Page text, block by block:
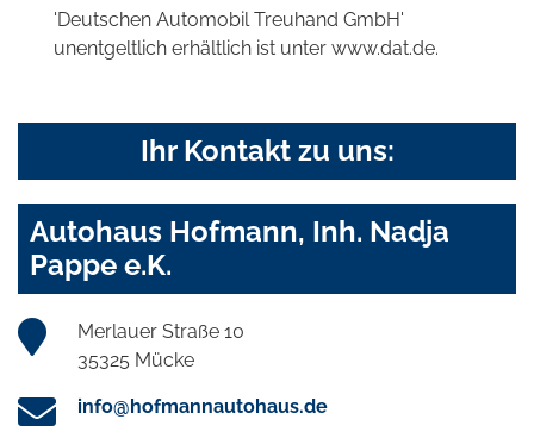
'Deutschen Automobil Treuhand GmbH'
unentgeltlich erhältlich ist unter www.dat.de.
Ihr Kontakt zu uns:
Autohaus Hofmann, Inh. Nadja
Pappe e.K.
Merlauer Straße 10
35325 Mücke
info@hofmannautohaus.de